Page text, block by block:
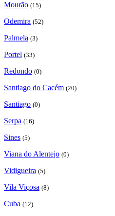
Mourão (15)
Odemira (52)
Palmela (3)
Portel (33)
Redondo (0)
Santiago do Cacém (20)
Santiago (0)
Serpa (16)
Sines (5)
Viana do Alentejo (0)
Vidigueira (5)
Vila Viçosa (8)
Cuba (12)